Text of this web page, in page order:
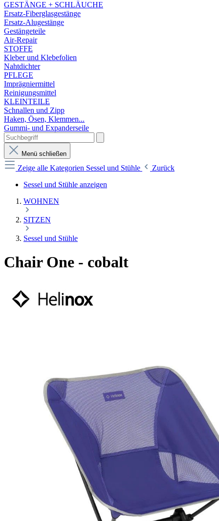
GESTÄNGE + SCHLÄUCHE
Ersatz-Fiberglasgestänge
Ersatz-Alugestänge
Gestängeteile
Air-Repair
STOFFE
Kleber und Klebefolien
Nahtdichter
PFLEGE
Imprägniermittel
Reinigungsmittel
KLEINTEILE
Schnallen und Zipp
Haken, Ösen, Klemmen...
Gummi- und Expanderseile
Menü schließen
Zeige alle Kategorien Sessel und Stühle
Zurück
Sessel und Stühle anzeigen
WOHNEN
SITZEN
Sessel und Stühle
Chair One - cobalt